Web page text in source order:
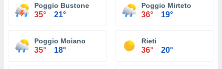
Poggio Bustone
35° 21°
Poggio Mirteto
36° 19°
Poggio Moiano
35° 18°
Rieti
36° 20°